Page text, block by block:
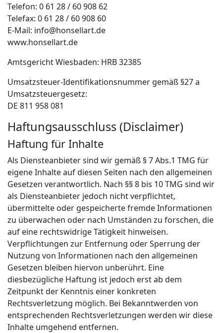
Telefon: 0 61 28 / 60 908 62
Telefax: 0 61 28 / 60 908 60
E-Mail: info@honsellart.de
www.honsellart.de
Amtsgericht Wiesbaden: HRB 32385
Umsatzsteuer-Identifikationsnummer gemäß §27 a
Umsatzsteuergesetz:
DE 811 958 081
Haftungsausschluss (Disclaimer)
Haftung für Inhalte
Als Diensteanbieter sind wir gemäß § 7 Abs.1 TMG für
eigene Inhalte auf diesen Seiten nach den allgemeinen
Gesetzen verantwortlich. Nach §§ 8 bis 10 TMG sind wir
als Diensteanbieter jedoch nicht verpflichtet,
übermittelte oder gespeicherte fremde Informationen
zu überwachen oder nach Umständen zu forschen, die
auf eine rechtswidrige Tätigkeit hinweisen.
Verpflichtungen zur Entfernung oder Sperrung der
Nutzung von Informationen nach den allgemeinen
Gesetzen bleiben hiervon unberührt. Eine
diesbezügliche Haftung ist jedoch erst ab dem
Zeitpunkt der Kenntnis einer konkreten
Rechtsverletzung möglich. Bei Bekanntwerden von
entsprechenden Rechtsverletzungen werden wir diese
Inhalte umgehend entfernen.